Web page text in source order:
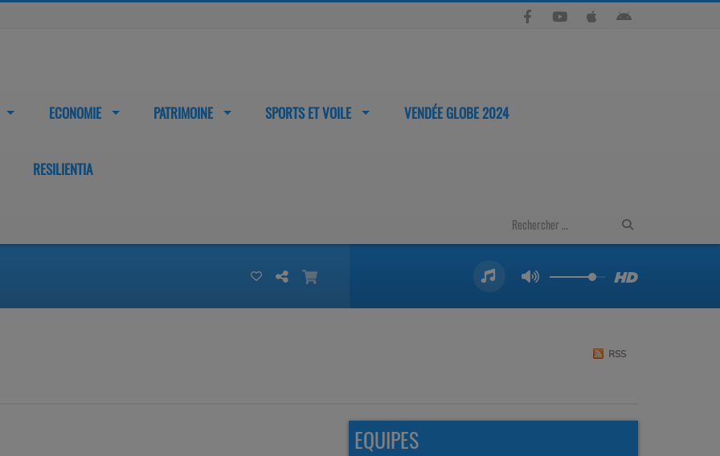
ECONOMIE PATRIMOINE SPORTS ET VOILE VENDÉE GLOBE 2024
RESILIENTIA
RSS
EQUIPES